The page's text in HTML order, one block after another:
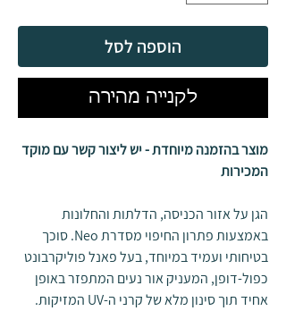
הוספה לסל
לקנייה מהירה
מוצר בהזמנה מיוחדת - יש ליצור קשר עם מוקד
המכירות
הגן על אזור הכניסה, הדלתות והחלונות
באמצעות פתרון החיפוי מסדרת Neo. סוכך
בטיחותי ועמיד במיוחד, בעל פאנל פוליקרבונט
כפול-דופן, המעניק אור נעים המתפזר באופן
אחיד תוך סינון מלא של קרני ה-UV המזיקות.